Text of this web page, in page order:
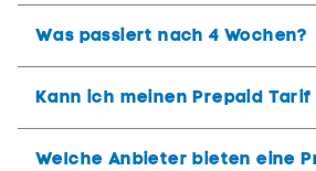
Was passiert nach 4 Wochen?
Kann ich meinen Prepaid Tarif
Welche Anbieter bieten eine